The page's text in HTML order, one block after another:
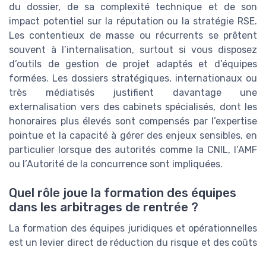
du dossier, de sa complexité technique et de son
impact potentiel sur la réputation ou la stratégie RSE.
Les contentieux de masse ou récurrents se prêtent
souvent à l’internalisation, surtout si vous disposez
d’outils de gestion de projet adaptés et d’équipes
formées. Les dossiers stratégiques, internationaux ou
très médiatisés justifient davantage une
externalisation vers des cabinets spécialisés, dont les
honoraires plus élevés sont compensés par l’expertise
pointue et la capacité à gérer des enjeux sensibles, en
particulier lorsque des autorités comme la CNIL, l’AMF
ou l’Autorité de la concurrence sont impliquées.
Quel rôle joue la formation des équipes
dans les arbitrages de rentrée ?
La formation des équipes juridiques et opérationnelles
est un levier direct de réduction du risque et des coûts